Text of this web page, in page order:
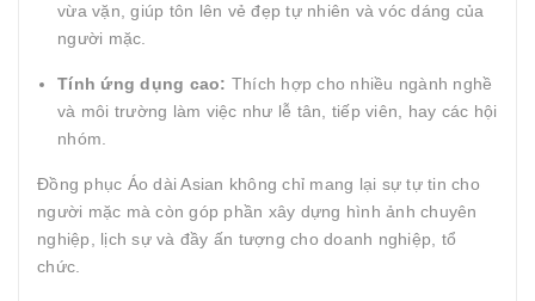
vừa vặn, giúp tôn lên vẻ đẹp tự nhiên và vóc dáng của
người mặc.
Tính ứng dụng cao: Thích hợp cho nhiều ngành nghề
và môi trường làm việc như lễ tân, tiếp viên, hay các hội
nhóm.
Đồng phục Áo dài Asian không chỉ mang lại sự tự tin cho
người mặc mà còn góp phần xây dựng hình ảnh chuyên
nghiệp, lịch sự và đầy ấn tượng cho doanh nghiệp, tổ
chức.